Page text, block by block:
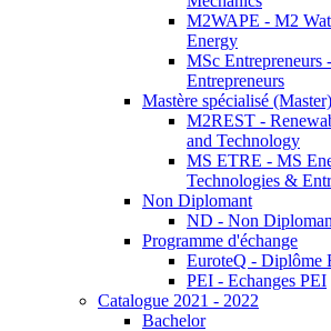
M2WAPE - M2
Energy
MSc
Entrepreneurs
Mastère spécialisé (Master)
M2REST -
and Technology
MS ETRE - MS
Technologies &
Non Diplomant
ND - Non
Programme d'échange
EuroteQ - Diplôme
PEI - Echanges PEI
Catalogue 2021 - 2022
Bachelor